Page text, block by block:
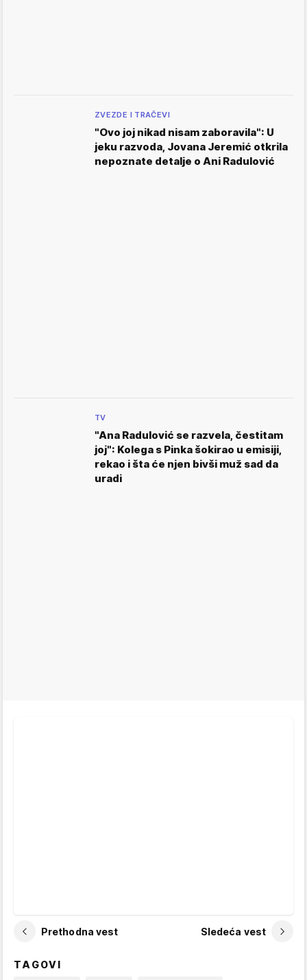
ZVEZDE I TRAČEVI
"Ovo joj nikad nisam zaboravila": U
jeku razvoda, Jovana Jeremić otkrila
nepoznate detalje o Ani Radulović
TV
"Ana Radulović se razvela, čestitam
joj": Kolega s Pinka šokirao u emisiji,
rekao i šta će njen bivši muž sad da
uradi
Prethodna vest Sledeća vest
TAGOVI